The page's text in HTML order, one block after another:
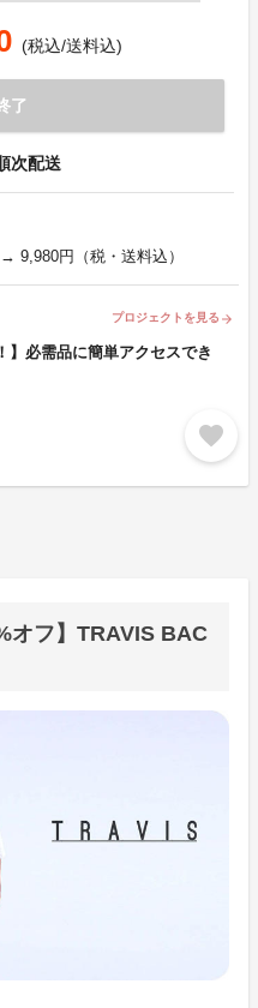
(税込/送料込)
了
次配送
9,980円（税・送料込）
プロジェクトを見る arrow_forward
】必需品に簡単アクセスでき
favorite
オフ】TRAVIS BAC